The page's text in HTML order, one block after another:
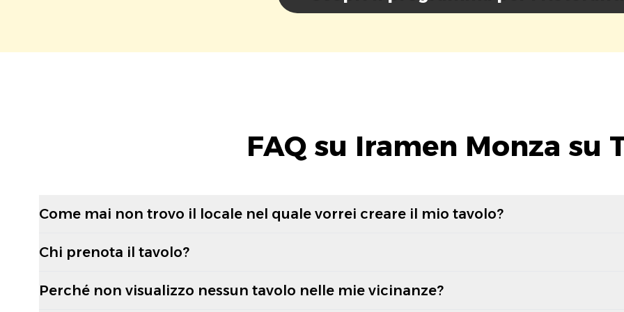
FAQ su Iramen Monza su
Come mai non trovo il locale nel quale vorrei creare il mio tavolo?
Chi prenota il tavolo?
Perché non visualizzo nessun tavolo nelle mie vicinanze?